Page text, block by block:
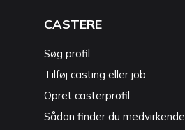
CASTERE
Søg profil
Tilføj casting eller job
Opret casterprofil
Sådan finder du medvirkende